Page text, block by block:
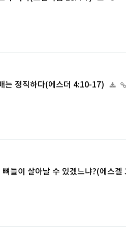
는 정직하다(에스더 4:10-17)
들이 살아날 수 있겠느냐?(에스